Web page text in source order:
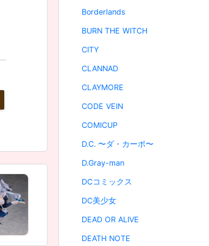
Borderlands
BURN THE WITCH
CITY
CLANNAD
CLAYMORE
CODE VEIN
COMICUP
D.C. 〜ダ・カーポ〜
D.Gray-man
DCコミックス
DC美少女
DEAD OR ALIVE
DEATH NOTE